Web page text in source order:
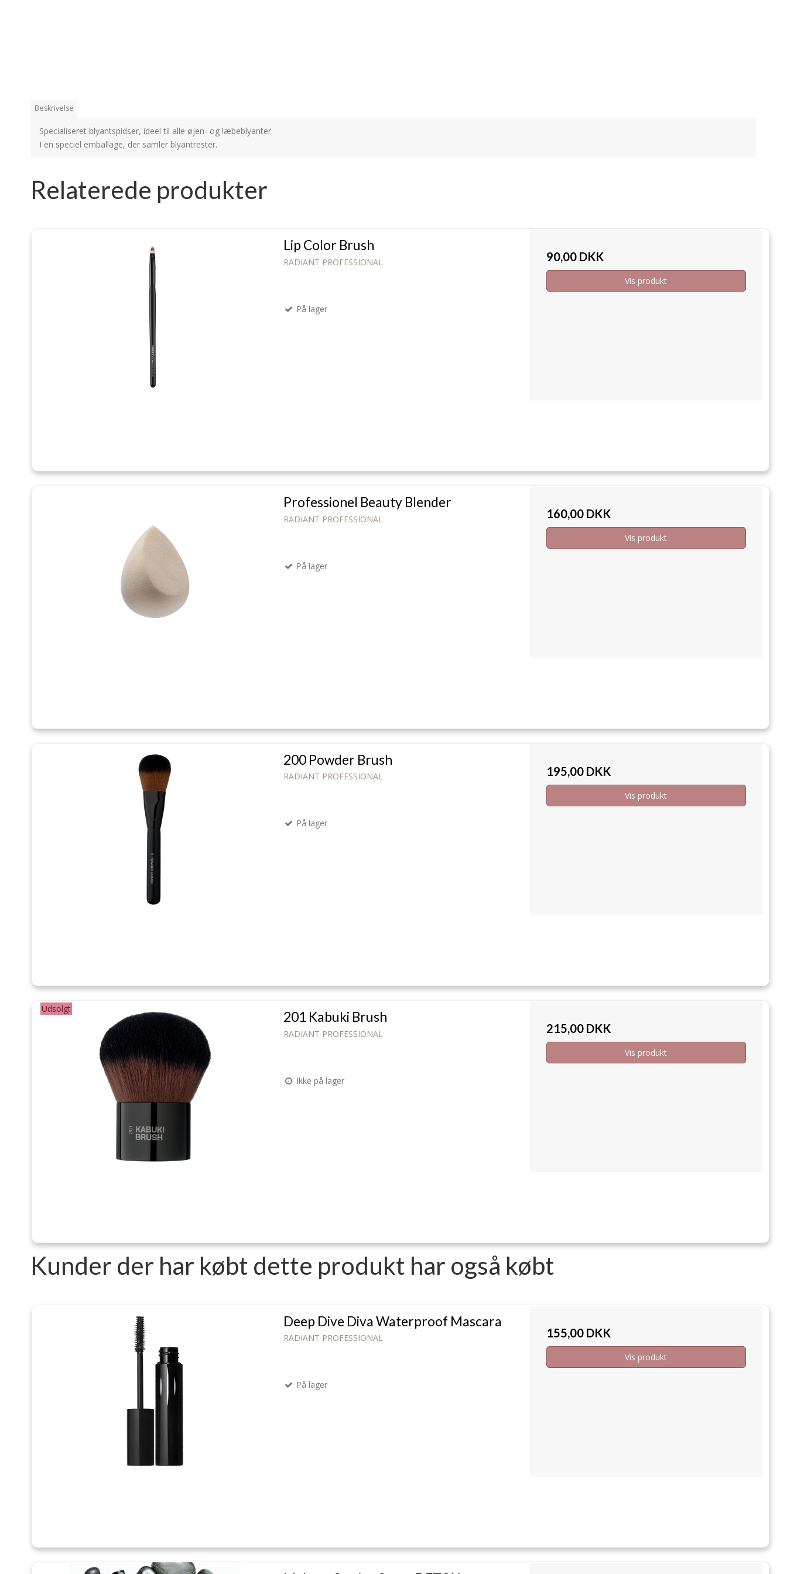
Beskrivelse
Specialiseret blyantspidser, ideel til alle øjen- og læbeblyanter.
I en speciel emballage, der samler blyantrester.
Relaterede produkter
Lip Color Brush
RADIANT PROFESSIONAL
På lager
90,00 DKK
Vis produkt
Professionel Beauty Blender
RADIANT PROFESSIONAL
På lager
160,00 DKK
Vis produkt
200 Powder Brush
RADIANT PROFESSIONAL
På lager
195,00 DKK
Vis produkt
Udsolgt
201 Kabuki Brush
RADIANT PROFESSIONAL
Ikke på lager
215,00 DKK
Vis produkt
Kunder der har købt dette produkt har også købt
Deep Dive Diva Waterproof Mascara
RADIANT PROFESSIONAL
På lager
155,00 DKK
Vis produkt